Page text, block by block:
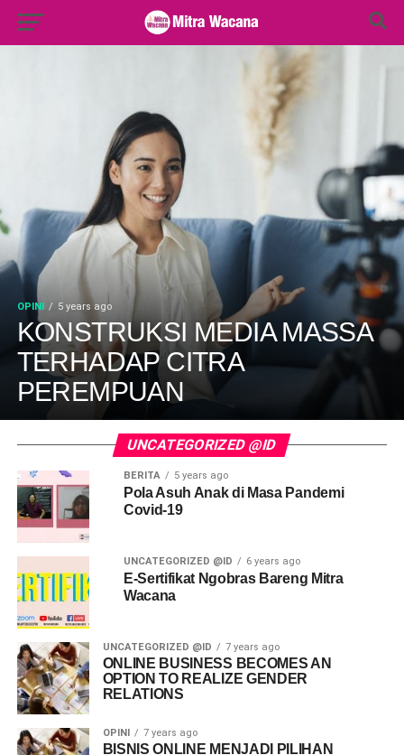
for:
OPINI 5 years ago
KONSTRUKSI MEDIA MASSA
TERHADAP CITRA
PEREMPUAN
UNCATEGORIZED @ID
BERITA 5 years ago
Pola Asuh Anak di Masa Pandemi
Covid-19
UNCATEGORIZED @ID 6 years ago
E-Sertifikat Ngobras Bareng Mitra
Wacana
UNCATEGORIZED @ID 7 years ago
ONLINE BUSINESS BECOMES AN
OPTION TO REALIZE GENDER
RELATIONS
OPINI 7 years ago
BISNIS ONLINE MENJADI PILIHAN